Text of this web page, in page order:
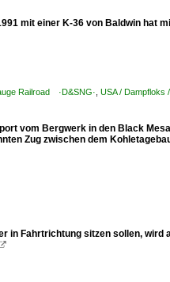
mit einer K-36 von Baldwin hat
Railroad ·D&SNG· USA / Dampfloks
vom Bergwerk in den Black
Zug zwischen dem
in Fahrtrichtung sitzen sollen,